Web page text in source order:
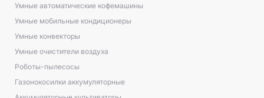
Умные автоматические кофемашины
Умные мобильные кондиционеры
Умные конвекторы
Умные очистители воздуха
Роботы-пылесосы
Газонокосилки аккумуляторные